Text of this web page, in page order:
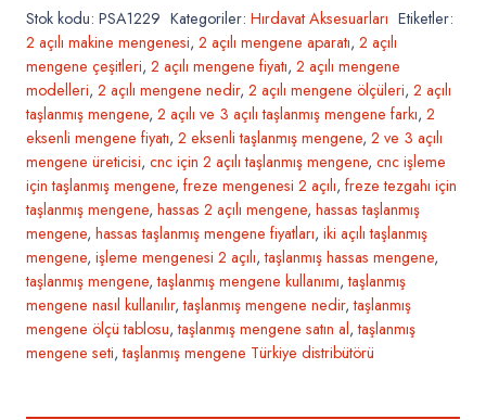
Stok kodu: PSA1229 Kategoriler: Hırdavat Aksesuarları Etiketler:
2 açılı makine mengenesi, 2 açılı mengene aparatı, 2 açılı
mengene çeşitleri, 2 açılı mengene fiyatı, 2 açılı mengene
modelleri, 2 açılı mengene nedir, 2 açılı mengene ölçüleri, 2 açılı
taşlanmış mengene, 2 açılı ve 3 açılı taşlanmış mengene farkı, 2
eksenli mengene fiyatı, 2 eksenli taşlanmış mengene, 2 ve 3 açılı
mengene üreticisi, cnc için 2 açılı taşlanmış mengene, cnc işleme
için taşlanmış mengene, freze mengenesi 2 açılı, freze tezgahı için
taşlanmış mengene, hassas 2 açılı mengene, hassas taşlanmış
mengene, hassas taşlanmış mengene fiyatları, iki açılı taşlanmış
mengene, işleme mengenesi 2 açılı,taşlanmış hassas mengene,
taşlanmış mengene,taşlanmış mengene kullanımı,taşlanmış
mengene nasıl kullanılır,taşlanmış mengene nedir,taşlanmış
mengene ölçü tablosu,taşlanmış mengene satın al,taşlanmış
mengene seti,taşlanmış mengene Türkiye distribütörü